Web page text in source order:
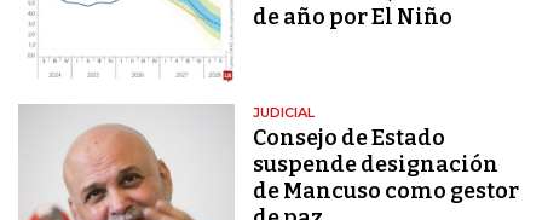
de año por El Niño
JUDICIAL
Consejo de Estado
suspende designación
de Mancuso como gestor